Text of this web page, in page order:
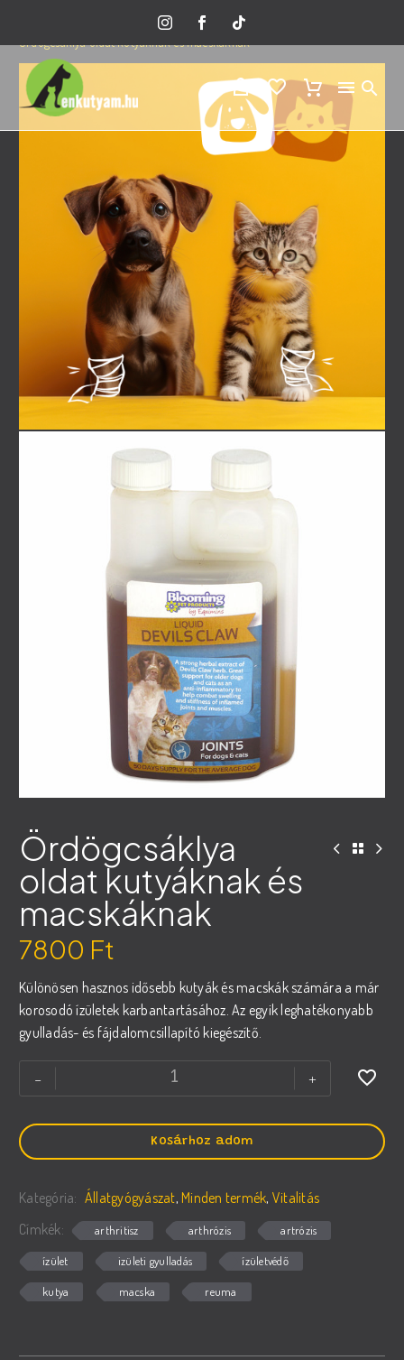
Állatgyógyászat
Ördögcsáklya oldat kutyáknak és macskáknak
Ördögcsáklya
oldat kutyáknak és
macskáknak
7800 Ft
Különösen hasznos idősebb kutyák és macskák számára a már
korosodó ízületek karbantartásához. Az egyik leghatékonyabb
gyulladás- és fájdalomcsillapító kiegészítő.
-
Ördögcsáklya
oldat
és
macskáknak
+
Kosárhoz adom
Kategória: Állatgyógyászat, Minden termék, Vitalitás
Címkék:
arthritisz arthrózis artrózis
ízület izületi gyulladás ízületvédő
kutya macska reuma